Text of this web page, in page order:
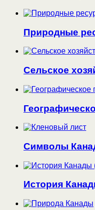
Природные
Сельское
Символы
История